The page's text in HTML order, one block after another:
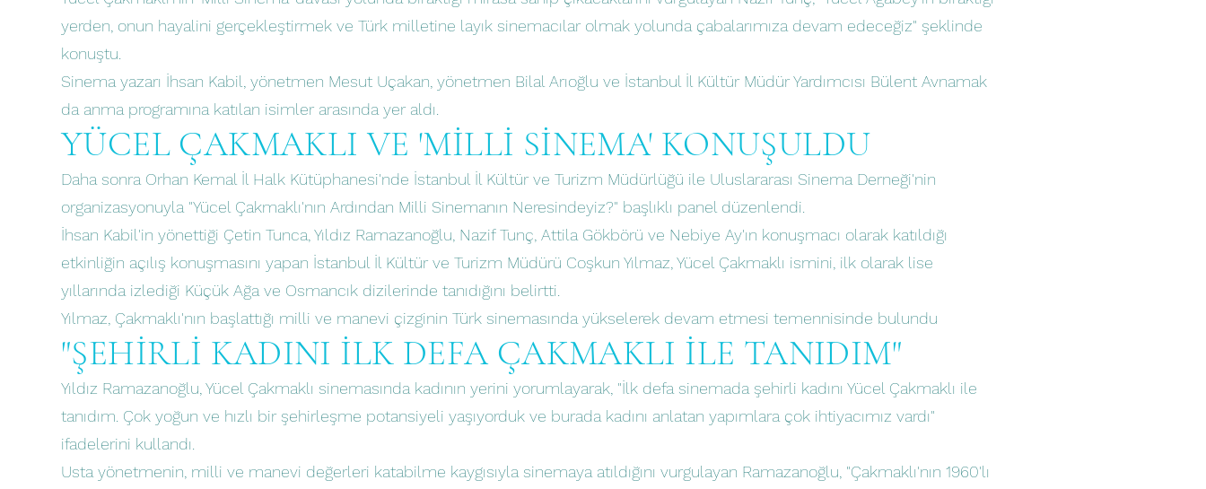
yerden, onun hayalini gerçekleştirmek ve Türk milletine layık sinemacılar olmak yolunda çabalarımıza devam edeceğiz" şeklinde
konuştu.
Sinema yazarı İhsan Kabil, yönetmen Mesut Uçakan, yönetmen Bilal Arıoğlu ve İstanbul İl Kültür Müdür Yardımcısı Bülent Avnamak
da anma programına katılan isimler arasında yer aldı.
YÜCEL ÇAKMAKLI VE 'MİLLİ SİNEMA' KONUŞULDU
Daha sonra Orhan Kemal İl Halk Kütüphanesi'nde İstanbul İl Kültür ve Turizm Müdürlüğü ile Uluslararası Sinema Derneği'nin
organizasyonuyla "Yücel Çakmaklı'nın Ardından Milli Sinemanın Neresindeyiz?" başlıklı panel düzenlendi.
İhsan Kabil'in yönettiği Çetin Tunca, Yıldız Ramazanoğlu, Nazif Tunç, Attila Gökbörü ve Nebiye Ay'ın konuşmacı olarak katıldığı
etkinliğin açılış konuşmasını yapan İstanbul İl Kültür ve Turizm Müdürü Coşkun Yılmaz, Yücel Çakmaklı ismini, ilk olarak lise
yıllarında izlediği Küçük Ağa ve Osmancık dizilerinde tanıdığını belirtti.
Yılmaz, Çakmaklı'nın başlattığı milli ve manevi çizginin Türk sinemasında yükselerek devam etmesi temennisinde bulundu
"ŞEHİRLİ KADINI İLK DEFA ÇAKMAKLI İLE TANIDIM"
Yıldız Ramazanoğlu, Yücel Çakmaklı sinemasında kadının yerini yorumlayarak, "İlk defa sinemada şehirli kadını Yücel Çakmaklı ile
tanıdım. Çok yoğun ve hızlı bir şehirleşme potansiyeli yaşıyorduk ve burada kadını anlatan yapımlara çok ihtiyacımız vardı"
ifadelerini kullandı.
Usta yönetmenin, milli ve manevi değerleri katabilme kaygısıyla sinemaya atıldığını vurgulayan Ramazanoğlu, "Çakmaklı'nın 1960'lı